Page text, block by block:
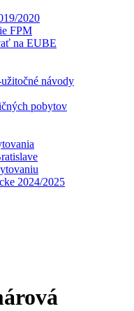
2020
FPM
na EUBE
návody
pobytov
2024/2025